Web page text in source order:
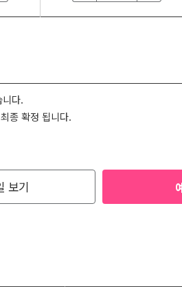
다.
종 확정 됩니다.
보기